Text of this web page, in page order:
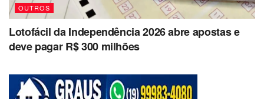
OUTROS
Lotofácil da Independência 2026 abre apostas e
deve pagar R$ 300 milhões